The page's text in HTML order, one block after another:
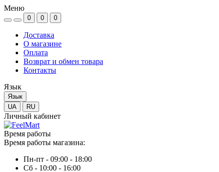
Меню
0 0 0
Доставка
О магазине
Оплата
Возврат и обмен товара
Контакты
Язык
Язык
UA
RU
Личный кабинет
Время работы
Время работы магазина:
Пн-пт - 09:00 - 18:00
Сб - 10:00 - 16:00